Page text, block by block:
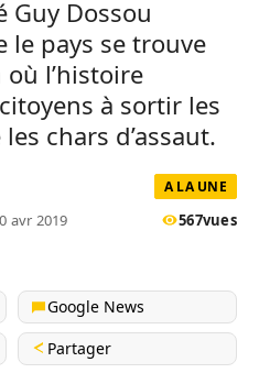
Guy Dossou
le pays se trouve
l’histoire
à sortir les
chars d’assaut.
A LA UNE
avr 2019 567vues
Google News
Partager